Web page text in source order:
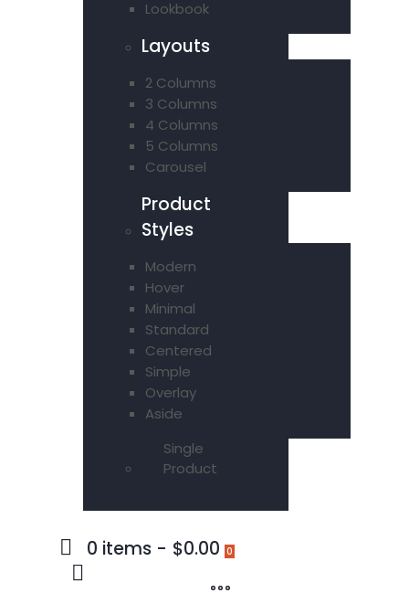
Lookbook
Layouts
2 Columns
3 Columns
4 Columns
5 Columns
Carousel
Product
Styles
Modern
Hover
Minimal
Standard
Centered
Simple
Overlay
Aside
Single
Product
0 items - $0.00 0